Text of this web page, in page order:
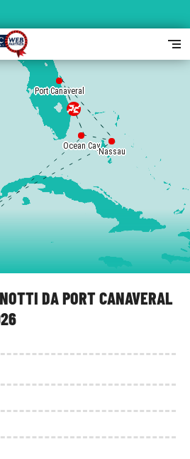
DA PORT CANAVERAL
Port Canaveral
Nassau
Ocean Cay
Port Canaveral
Nassau
Ocean Cay
segment